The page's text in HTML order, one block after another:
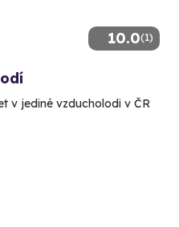
10.0(1)
v jediné vzducholodi v ČR